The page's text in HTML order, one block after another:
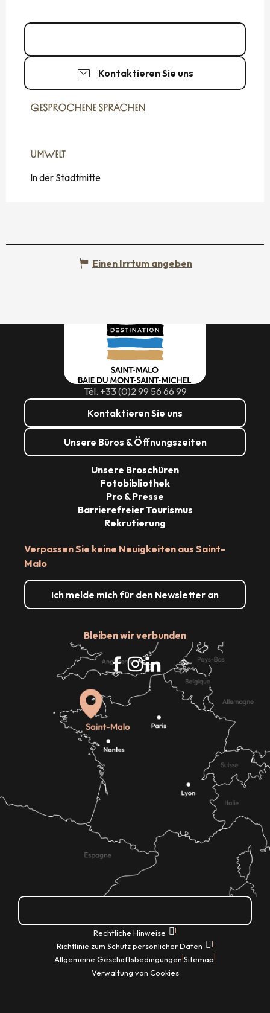
Kontaktieren Sie uns
GESPROCHENE SPRACHEN
GESPROCHENE SPRACHEN
UMWELT
UMWELT
In der Stadtmitte
Einen Irrtum angeben
Tél. +33 (0)2 99 56 66 99
Kontaktieren Sie uns
Unsere Büros & Öffnungszeiten
Verpassen Sie keine Neuigkeiten aus Saint-
Malo
Ich melde mich für den Newsletter an
Bleiben wir verbunden
Unsere Broschüren
Fotobibliothek
Pro & Presse
Barrierefreier Tourismus
Rekrutierung
Rechtliche Hinweise |
Richtlinie zum Schutz persönlicher Daten |
Allgemeine Geschäftsbedingungen|Sitemap|
Verwaltung von Cookies